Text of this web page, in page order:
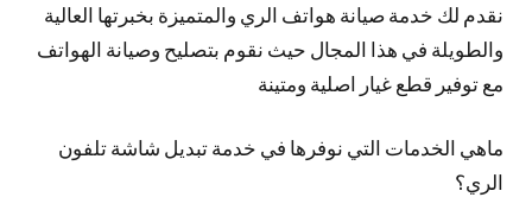
نقدم لك خدمة صيانة هواتف الري والمتميزة بخبرتها العالية
والطويلة في هذا المجال حيث نقوم بتصليح وصيانة الهواتف
مع توفير قطع غيار اصلية ومتينة
ماهي الخدمات التي نوفرها في خدمة تبديل شاشة تلفون
الري؟